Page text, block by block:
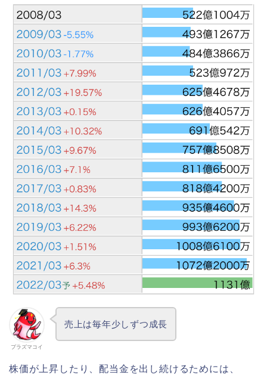
プラズマコイ
売上は毎年少しずつ成長
株価が上昇したり、配当金を出し続けるためには、